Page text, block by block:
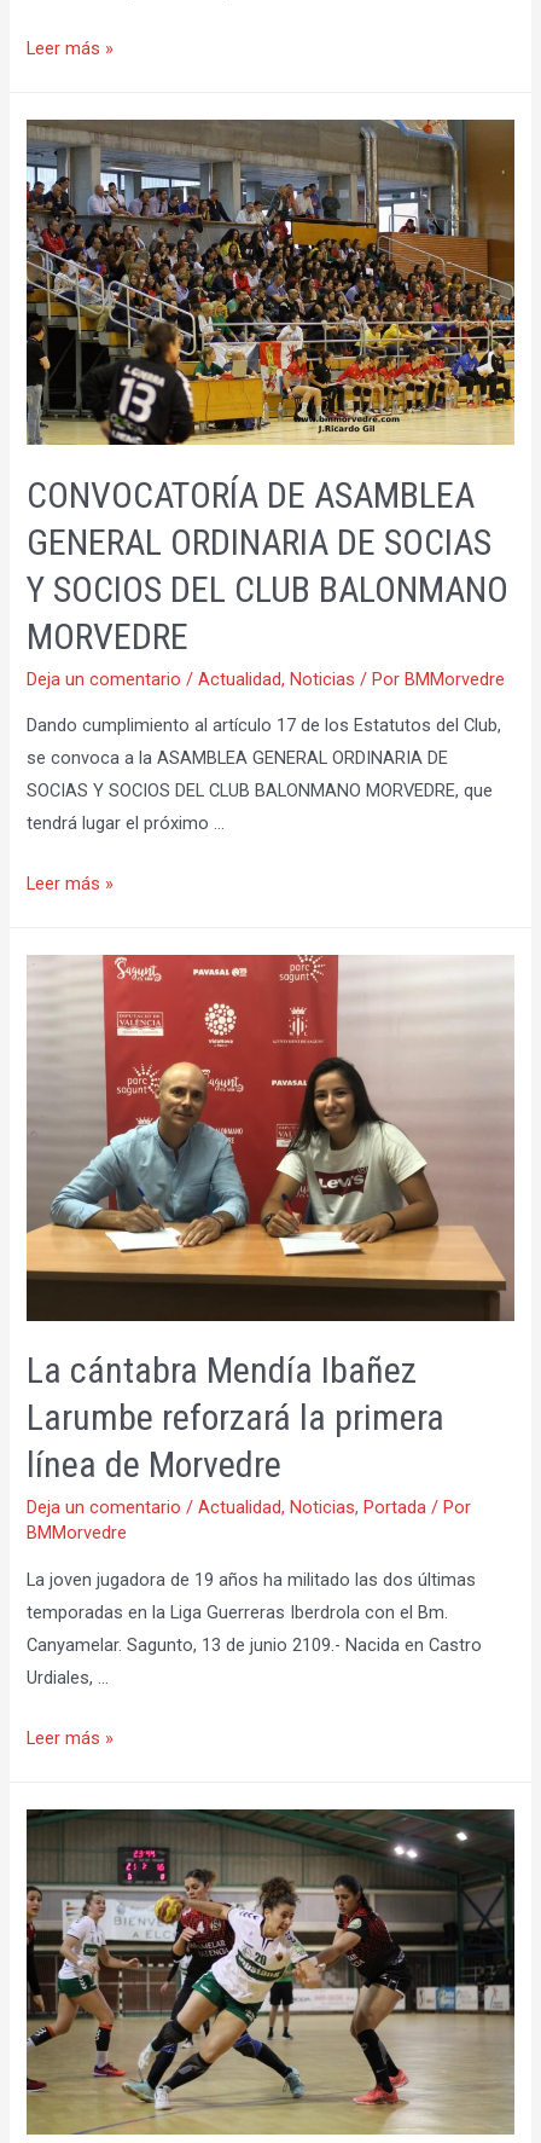
El
ficha
a
la
extremo
Helena
Martín
Del
Olmo
Leer más »
CONVOCATORÍA DE ASAMBLEA
GENERAL ORDINARIA DE SOCIAS
Y SOCIOS DEL CLUB BALONMANO
MORVEDRE
Deja un comentario /Actualidad,Noticias / PorBMMorvedre
Dando cumplimiento al artículo 17 de los Estatutos del Club,
se convoca a la ASAMBLEA GENERAL ORDINARIA DE
SOCIAS Y SOCIOS DEL CLUB BALONMANO MORVEDRE, que
tendrá lugar el próximo …
CONVOCATORÍA
GENERAL
ORDINARIA
CLUB
BALONMANO
MORVEDRE
Leer más »
La cántabra Mendía Ibañez
Larumbe reforzará la primera
línea de Morvedre
Deja un comentario /Actualidad, Noticias, Portada / Por
BMMorvedre
La joven jugadora de 19 años ha militado las dos últimas
temporadas en la Liga Guerreras Iberdrola con el Bm.
Canyamelar. Sagunto, 13 de junio 2109.- Nacida en Castro
Urdiales, …
La
Ibañez
reforzará
la
primera
línea
de
Morvedre
Leer más »